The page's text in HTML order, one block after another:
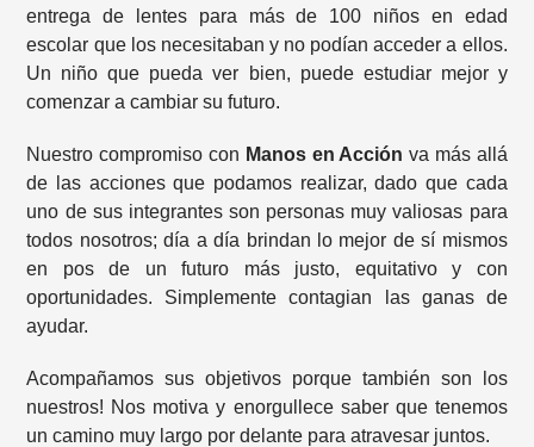
entrega de lentes para más de 100 niños en edad
escolar que los necesitaban y no podían acceder a ellos.
Un niño que pueda ver bien, puede estudiar mejor y
comenzar a cambiar su futuro.
Nuestro compromiso con Manos en Acciónva más allá
de las acciones que podamos realizar, dado que cada
uno de sus integrantes son personas muy valiosas para
todos nosotros; día a día brindan lo mejor de sí mismos
en pos de un futuro más justo, equitativo y con
oportunidades. Simplemente contagian las ganas de
ayudar.
Acompañamos sus objetivos porque también son los
nuestros! Nos motiva y enorgullece saber que tenemos
un camino muy largo por delante para atravesar juntos.